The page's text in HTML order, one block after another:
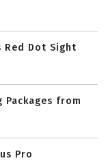
Red Dot Sight
from
Pro